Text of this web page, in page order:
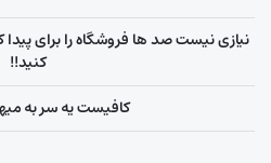
نیازی نیست صد ها فروشگاه را برای پیدا
کنید!!
کافیست یه سر به